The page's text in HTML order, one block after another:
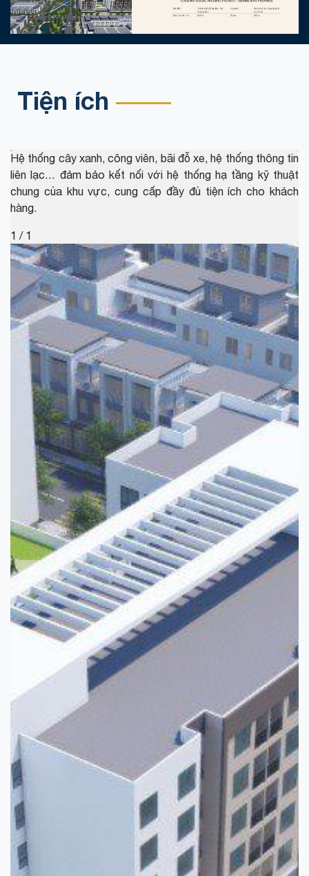
Khu Nhà ở xã hội tại xã Lộc Ninh,
Tiện ích
Hệ thống cây xanh, công viên, bãi đỗ xe, hệ thống thông tin
liên lạc… đảm bảo kết nối với hệ thống hạ tầng kỹ thuật
chung của khu vực, cung cấp đầy đủ tiện ích cho khách
hàng.
1 / 1